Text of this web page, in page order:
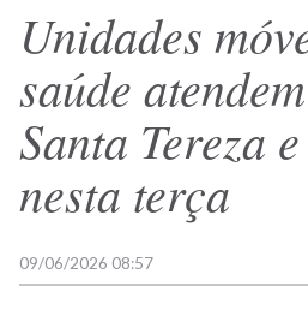
Unidades
saúde
Santa Tereza
nesta terça
09/06/2026 08:57